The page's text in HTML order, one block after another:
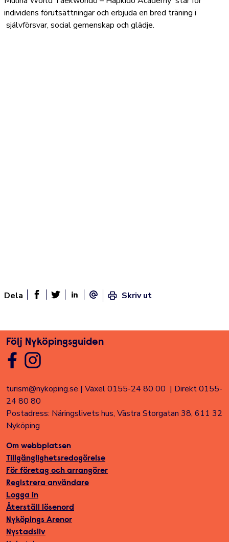
individens förutsättningar och erbjuda en bred träning i
självförsvar, social gemenskap och glädje.
Dela
Dela sidan på Facebook
E-post
Skriv ut
Följ Nyköpingsguiden
turism@nykoping.se | Växel 0155-24 80 00 | Direkt 0155-
24 80 80
Postadress: Näringslivets hus, Västra Storgatan 38, 611 32
Nyköping
Om webbplatsen
Tillgänglighetsredogörelse
För företag och arrangörer
Registrera användare
Logga in
Återställ lösenord
Nyköpings Arenor
Nystadsliv